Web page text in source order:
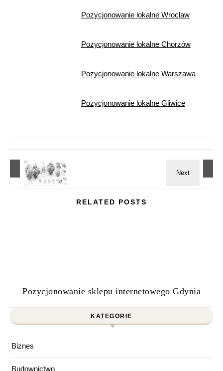
Pozycjonowanie lokalne Wrocław
Pozycjonowanie lokalne Chorzów
Pozycjonowanie lokalne Warszawa
Pozycjonowanie lokalne Gliwice
RELATED POSTS
Pozycjonowanie sklepu internetowego Gdynia
KATEGORIE
Biznes
Budownictwo